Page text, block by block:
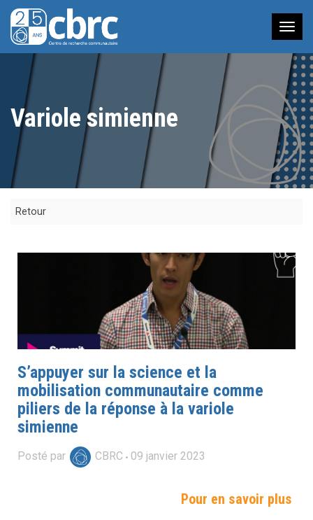
à
Variole simienne
Retour
S’appuyer sur la science et la
mobilisation communautaire comme
piliers de la réponse à la variole
simienne
Posté par CBRC 09 janvier 2023
Pour en savoir plus